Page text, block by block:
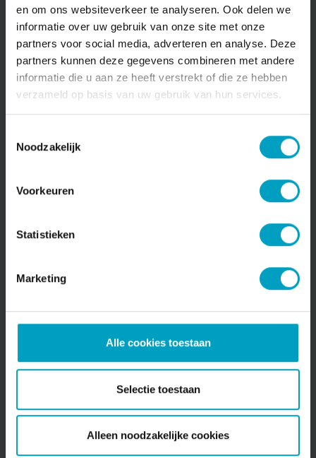
en om ons websiteverkeer te analyseren. Ook delen we
informatie over uw gebruik van onze site met onze
partners voor social media, adverteren en analyse. Deze
partners kunnen deze gegevens combineren met andere
informatie die u aan ze heeft verstrekt of die ze hebben
verzameld op basis van uw gebruik van hun services.
Noodzakelijk
Voorkeuren
Statistieken
Marketing
Alle cookies toestaan
Selectie toestaan
Alleen noodzakelijke cookies
De makelaar van dit project
De makelaar van dit project is
. Heb je vragen over de
(financiële) mogelijkheden of wens je een
waardebepaling van je eventuele huidige woning?
Van Stiphout voorgesteld